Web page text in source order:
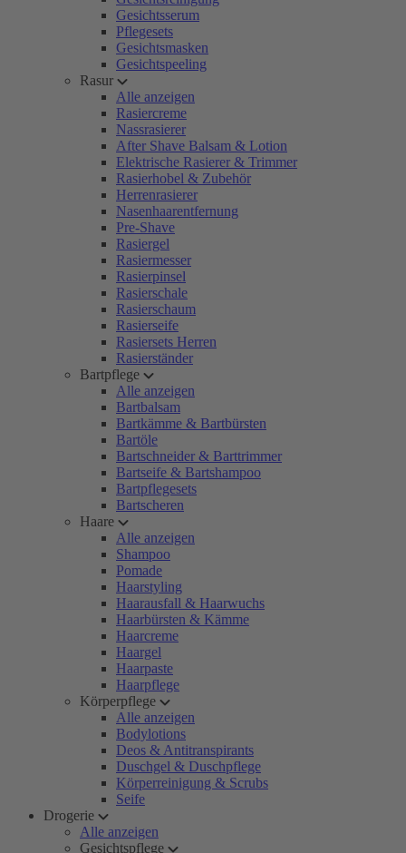
Gesichtsserum
Pflegesets
Gesichtsmasken
Gesichtspeeling
Rasur
Alle anzeigen
Rasiercreme
Nassrasierer
After Shave Balsam & Lotion
Elektrische Rasierer & Trimmer
Rasierhobel & Zubehör
Herrenrasierer
Nasenhaarentfernung
Pre-Shave
Rasiergel
Rasiermesser
Rasierpinsel
Rasierschale
Rasierschaum
Rasierseife
Rasiersets Herren
Rasierständer
Bartpflege
Alle anzeigen
Bartbalsam
Bartkämme & Bartbürsten
Bartöle
Bartschneider & Barttrimmer
Bartseife & Bartshampoo
Bartpflegesets
Bartscheren
Haare
Alle anzeigen
Shampoo
Pomade
Haarstyling
Haarausfall & Haarwuchs
Haarbürsten & Kämme
Haarcreme
Haargel
Haarpaste
Haarpflege
Körperpflege
Alle anzeigen
Bodylotions
Deos & Antitranspirants
Duschgel & Duschpflege
Körperreinigung & Scrubs
Seife
Drogerie
Alle anzeigen
Gesichtspflege